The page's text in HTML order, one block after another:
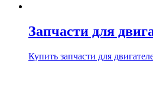
Запчасти для
Купить запчасти для